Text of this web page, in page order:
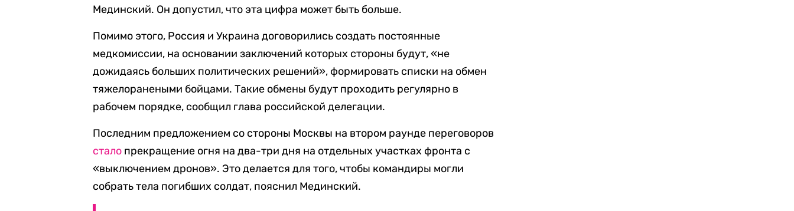
Мединский. Он допустил, что эта цифра может быть больше.
Помимо этого, Россия и Украина договорились создать постоянные
медкомиссии, на основании заключений которых стороны будут, «не
дожидаясь больших политических решений», формировать списки на обмен
тяжелоранеными бойцами. Такие обмены будут проходить регулярно в
рабочем порядке, сообщил глава российской делегации.
Последним предложением со стороны Москвы на втором раунде переговоров
стало прекращение огня на два-три дня на отдельных участках фронта с
«выключением дронов». Это делается для того, чтобы командиры могли
собрать тела погибших солдат, пояснил Мединский.